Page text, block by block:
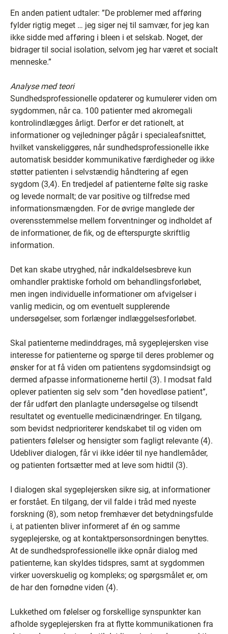
En anden patient udtaler: ”De problemer med afføring
fylder rigtig meget … jeg siger nej til samvær, for jeg kan
ikke sidde med afføring i bleen i et selskab. Noget, der
bidrager til social isolation, selvom jeg har været et socialt
menneske.”
Analyse med teori
Sundhedsprofessionelle opdaterer og kumulerer viden om
sygdommen, når ca. 100 patienter med akromegali
kontrolindlægges årligt. Derfor er det rationelt, at
informationer og vejledninger pågår i specialeafsnittet,
hvilket vanskeliggøres, når sundhedsprofessionelle ikke
automatisk besidder kommunikative færdigheder og ikke
støtter patienten i selvstændig håndtering af egen
sygdom (3,4). En tredjedel af patienterne følte sig raske
og levede normalt; de var positive og tilfredse med
informationsmængden. For de øvrige manglede der
overensstemmelse mellem forventninger og indholdet af
de informationer, de fik, og de efterspurgte skriftlig
information.
Det kan skabe utryghed, når indkaldelsesbreve kun
omhandler praktiske forhold om behandlingsforløbet,
men ingen individuelle informationer om afvigelser i
vanlig medicin, og om eventuelt supplerende
undersøgelser, som forlænger indlæggelsesforløbet.
Skal patienterne medinddrages, må sygeplejersken vise
interesse for patienterne og spørge til deres problemer og
ønsker for at få viden om patientens sygdomsindsigt og
dermed afpasse informationerne hertil (3). I modsat fald
oplever patienten sig selv som ”den hovedløse patient”,
der får udført den planlagte undersøgelse og tilsendt
resultatet og eventuelle medicinændringer. En tilgang,
som bevidst nedprioriterer kendskabet til og viden om
patienters følelser og hensigter som fagligt relevante (4).
Udebliver dialogen, får vi ikke idéer til nye handlemåder,
og patienten fortsætter med at leve som hidtil (3).
I dialogen skal sygeplejersken sikre sig, at informationer
er forstået. En tilgang, der vil falde i tråd med nyeste
forskning (8), som netop fremhæver det betydningsfulde
i, at patienten bliver informeret af én og samme
sygeplejerske, og at kontaktpersonsordningen benyttes.
At de sundhedsprofessionelle ikke opnår dialog med
patienterne, kan skyldes tidspres, samt at sygdommen
virker uoverskuelig og kompleks; og spørgsmålet er, om
de har den fornødne viden (4).
Lukkethed om følelser og forskellige synspunkter kan
afholde sygeplejersken fra at flytte kommunikationen fra